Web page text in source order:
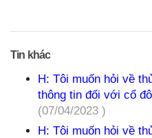
Tin khác
H: Tôi muốn hỏi về
thông tin đối với cổ
(07/04/2023 )
H: Tôi muốn hỏi về